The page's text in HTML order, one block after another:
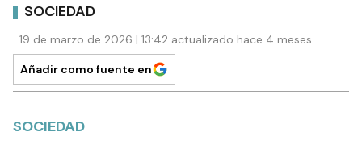
SOCIEDAD
19 de marzo de 2026 | 13:42 actualizado hace 4 meses
Añadir como fuente en
SOCIEDAD